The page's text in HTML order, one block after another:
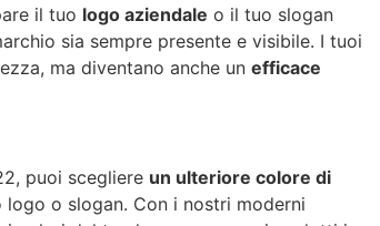
il tuo logo aziendale o il tuo slogan
sia sempre presente e visibile. I tuoi
ma diventano anche un efficace
puoi scegliere un ulteriore colore di
o slogan. Con i nostri moderni